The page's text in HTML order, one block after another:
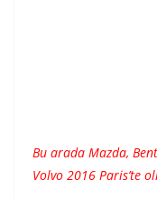
Bu arada Mazda,
Volvo 2016 Paris’te